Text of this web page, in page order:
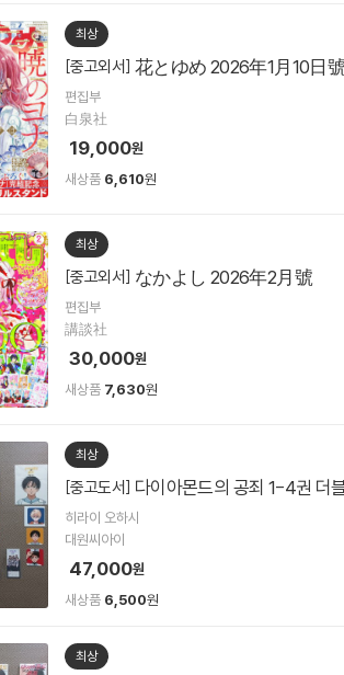
최상
[중고외서] 花とゆめ 2026年1月10日號
편집부
白泉社
19,000원
새상품 6,610원
최상
[중고외서] なかよし 2026年2月號
편집부
講談社
30,000원
새상품 7,630원
최상
[중고도서] 다이아몬드의 공죄 1-4권 더
히라이 오하시
대원씨아이
47,000원
새상품 6,500원
최상